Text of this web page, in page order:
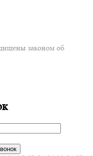
законом об